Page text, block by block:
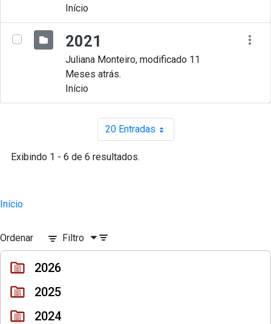
Início
2021
Juliana Monteiro, modificado 11
Meses atrás.
Início
20 EntradasPor página
Exibindo 1 - 6 de 6 resultados.
Início
Ordenar Filtro
2026
2025
2024